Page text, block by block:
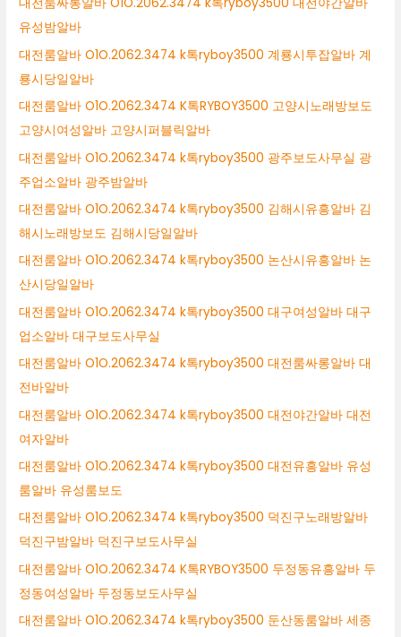
유성밤알바
대전룸알바 O1O.2062.3474 k톡ryboy3500 계룡시투잡알바 계
룡시당일알바
대전룸알바 O1O.2062.3474 K톡RYBOY3500 고양시노래방보도
고양시여성알바 고양시퍼블릭알바
대전룸알바 O1O.2062.3474 k톡ryboy3500 광주보도사무실 광
주업소알바 광주밤알바
대전룸알바 O1O.2062.3474 k톡ryboy3500 김해시유흥알바 김
해시노래방보도 김해시당일알바
대전룸알바 O1O.2062.3474 k톡ryboy3500 논산시유흥알바 논
산시당일알바
대전룸알바 O1O.2062.3474 k톡ryboy3500 대구여성알바 대구
업소알바 대구보도사무실
대전룸알바 O1O.2062.3474 k톡ryboy3500 대전룸싸롱알바 대
전바알바
대전룸알바 O1O.2062.3474 k톡ryboy3500 대전야간알바 대전
여자알바
대전룸알바 O1O.2062.3474 k톡ryboy3500 대전유흥알바 유성
룸알바 유성룸보도
대전룸알바 O1O.2062.3474 k톡ryboy3500 덕진구노래방알바
덕진구밤알바 덕진구보도사무실
대전룸알바 O1O.2062.3474 K톡RYBOY3500 두정동유흥알바 두
정동여성알바 두정동보도사무실
대전룸알바 O1O.2062.3474 k톡ryboy3500 둔산동룸알바 세종